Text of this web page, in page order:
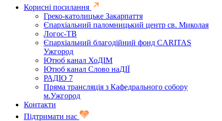
Корисні посилання
Греко-католицьке Закарпаття
Єпархіальний паломницький центр св. Миколая
Логос-ТВ
Єпархіальний благодійний фонд CARITAS
Ужгород
Ютюб канал ХоДІМ
Ютюб канал Слово наДІЇ
РАДІО 7
Пряма трансляція з Кафедрального собору
м.Ужгород
Контакти
Підтримати нас